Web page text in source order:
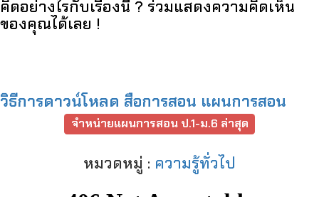
คิดอย่างไรกับเรื่องนี้ ? ร่วมแสดงความคิดเห็น
ของคุณได้เลย !
วิธีการดาวน์โหลด สือการสอน แผนการสอน
จำหน่ายแผนการสอน ป.1-ม.6 ล่าสุด
หมวดหมู่ : ความรู้ทั่วไป